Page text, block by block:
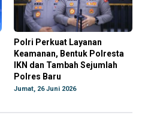
Polri Perkuat Layanan
Keamanan, Bentuk Polresta
IKN dan Tambah Sejumlah
Polres Baru
Jumat, 26 Juni 2026